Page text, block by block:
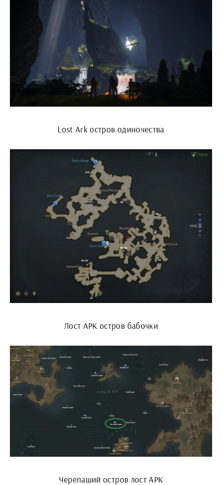
Lost Ark остров одиночества
Лост АРК остров бабочки
Черепаший остров лост АРК